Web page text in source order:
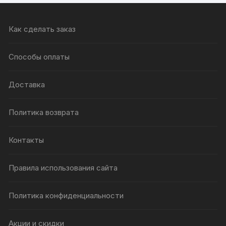
Как сделать заказ
Способы оплаты
Доставка
Политика возврата
Контакты
Правила использования сайта
Политика конфиденциальности
Акции и скидки